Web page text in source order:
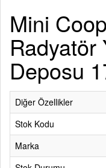
Mini
Radyatör
Deposu
Diğer Özellikler
Stok Kodu
Marka